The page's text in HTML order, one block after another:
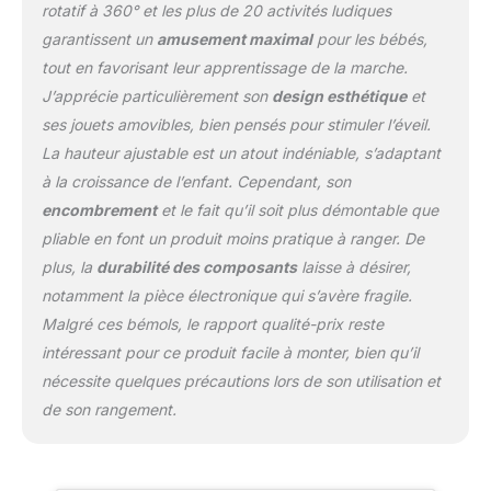
terminé, il suffit de plier le
sauteur à plat pour le
ranger.
Choisir le
Meilleur pour Bébé -
pliable a été conçu
spécialement pour la
santé et le confort des
enfants. En effet, il est
conforme aux normes de
sécurité ASTM F20210.
Des jouets en forme
d'animaux rendent
l'expérience plus
interactive et amusante
pour votre enfant. C'est
rotatif à 360° et les plus de 20 activités ludiques
garantissent un amusement maximalpour les bébés,
tout en favorisant leur apprentissage de la marche.
J’apprécie particulièrement son design esthétiqueet
ses jouets amovibles, bien pensés pour stimuler l’éveil.
La hauteur ajustable est un atout indéniable, s’adaptant
à la croissance de l’enfant. Cependant, son
encombrementet le fait qu’il soit plus démontable que
pliable en font un produit moins pratique à ranger. De
plus, la durabilité des composantslaisse à désirer,
notamment la pièce électronique qui s’avère fragile.
Malgré ces bémols, le rapport qualité-prix reste
intéressant pour ce produit facile à monter, bien qu’il
nécessite quelques précautions lors de son utilisation et
de son rangement.